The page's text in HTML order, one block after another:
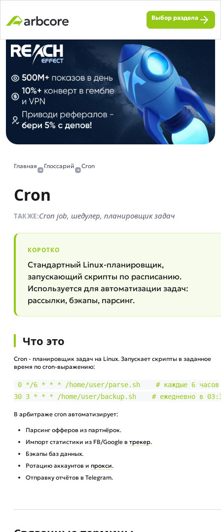
Выбор раздела
Главная Глоссарий Cron
Cron
ТАКЖЕ:Cron job, шедулер, планировщик задач
КОРОТКО
Стандартный Linux-планировщик,
запускающий скрипты по расписанию.
Используется для автоматизации задач:
рассылки, бэкапы, парсинг.
Что это
Cron - планировщик задач на Linux. Запускает скрипты в заданное
время по cron-выражению:
0 */6 * * * /home/user/parse.sh    # каждые 6 часов
30 3 * * * /home/user/backup.sh    # ежедневно в
В арбитраже cron автоматизирует:
Парсинг офферов из партнёрок.
Импорт статистики из FB/Google в трекер.
Бэкапы баз данных.
Ротацию аккаунтов и прокси.
Отправку отчётов в Telegram.